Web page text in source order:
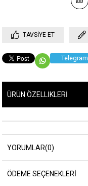
TAVSIYE ET
Telegram
ÜRÜN ÖZELLIKLERI
YORUMLAR(0)
ÖDEME SEÇENEKLERI